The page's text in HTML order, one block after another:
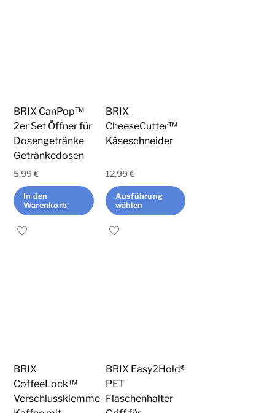
auf
der
Produktseite
gewählt
werden
BRIX CanPop™
2er Set Öffner für
Dosengetränke
Getränkedosen
5,99€
In den
Warenkorb
BRIX
CheeseCutter™
Käseschneider
12,99€
Ausführung
wählen
Dieses
auf
der
BRIX
CoffeeLock™
Verschlussklemme
BRIX Easy2Hold®
PET
Flaschenhalter